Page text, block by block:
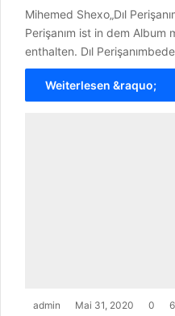
Mihemed Shexo„Dıl
Perişanım ist in dem Album
enthalten. Dıl
Weiterlesen &raquo;
admin Mai 31, 2020 0